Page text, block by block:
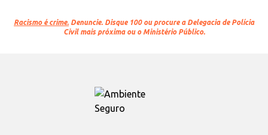
Racismo é crime. Denuncie. Disque 100 ou procure a Delegacia de Polícia
Civil mais próxima ou o Ministério Público.